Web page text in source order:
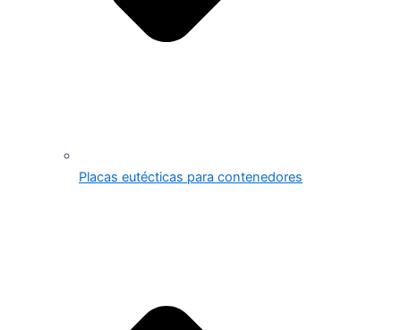
Placas eutécticas para contenedores